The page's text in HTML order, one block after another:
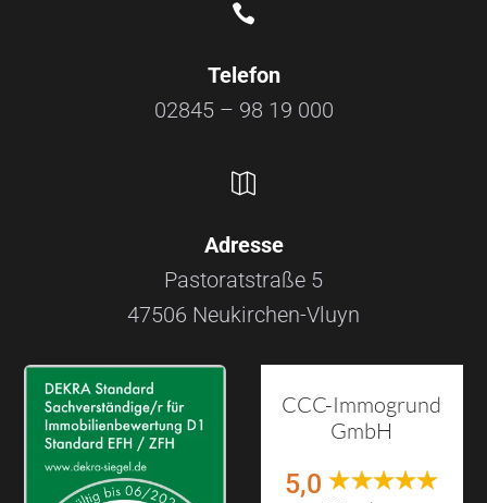

Telefon
02845 – 98 19 000

Adresse
Pastoratstraße 5
47506 Neukirchen-Vluyn
CCC-Immogrund
GmbH
5,0